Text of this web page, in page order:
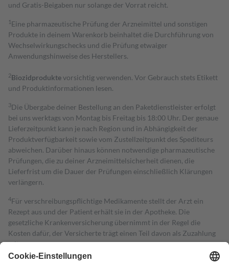
und Gratis-Beigaben nur solange der Vorrat reicht.
1 Eine pharmazeutische Prüfung der Arzneimittel und sonstigen
Produkte in deinem Warenkorb beinhaltet die Durchführung von
Wechselwirkungschecks und die Prüfung etwaiger
Anwendungshinweise des Herstellers.
2Biozidproduktevorsichtig verwenden. Vor Gebrauch stets Etikett
und Produktinformationen lesen.
3Die Übergabe deiner Bestellung an den Paketdienstleister erfolgt
bei uns werktags von Montag bis Freitag bis 18:00 Uhr. Der genaue
Lieferzeitpunkt kann je nach Region und in Abhängigkeit der
Produktverfügbarkeit sowie vom Zustellzeitpunkt des Spediteurs
abweichen. Darüber hinaus können notwendige pharmazeutische
Prüfungen, die zu deiner Arzneimittelsicherheit dienen, die
Lieferfrist um die Dauer der Prüfungen einschließlich Klärungen
verlängern.
4Für verschreibungspflichtige Medikamente stellt der Arzt ein
Rezept aus und der Patient erhält sie in der Apotheke. Die
gesetzliche Krankenversicherung übernimmt in der Regel die
Kosten dafür, der Versicherte trägt einen Teil davon als Zuzahlung
mit.
Grundsätzlich leisten Mitglieder Zuzahlungen in Höhe von zehn